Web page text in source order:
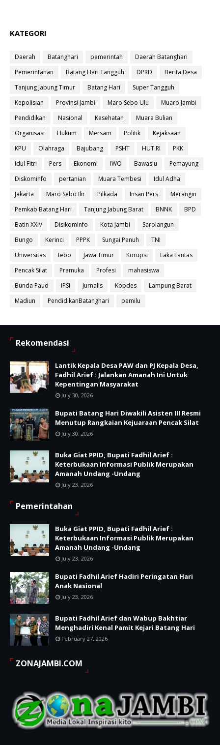
KATEGORI
Daerah Batanghari pemerintah
Daerah Batanghari
Pemerintahan
Batang Hari Tangguh DPRD
Berita Desa
Tanjung Jabung Timur
Batang Hari
Super Tangguh
Kepolisian
Provinsi Jambi Maro Sebo Ulu
Muaro Jambi
Pendidikan
Nasional Kesehatan
Muara Bulian
Organisasi
Hukum Mersam Politik
Kejaksaan
KPU
Olahraga Bajubang PSHT HUT RI
PKK
Idul Fitri
Pers Ekonomi IWO Bawaslu
Pemayung
Diskominfo
pertanian Muara Tembesi
Idul Adha
Jakarta
Maro Sebo Ilir Pilkada Insan Pers
Merangin
Pemkab Batang Hari
Tanjung Jabung Barat BNNK
BPD
Batin XXIV
Disikominfo Kota Jambi
Sarolangun
Bungo
Kerinci PPPK Sungai Penuh
TNI
Universitas
tebo Jawa Timur Korupsi
Laka Lantas
Pencak Silat
Pramuka Profesi
mahasiswa
Bunda Paud
IPSI Jurnalis Kopdes
Lampung Barat
Madiun
PendidikanBatanghari pemilu
Rekomendasi
Lantik Kepala Desa PAW dan PJ Kepala Desa,
Fadhil Arief : Jalankan Amanah Ini Untuk
Kepentingan Masyarakat
July 30, 2026
Bupati Batang Hari Diwakili Asisten III Resmi
Menutup Rangkaian Kejuaraan Pencak Silat
July 30, 2026
Buka Giat PPID, Bupati Fadhil Arief :
Keterbukaan Informasi Publik Merupakan
Amanah Undang -Undang
July 23, 2026
Pemerintahan
Buka Giat PPID, Bupati Fadhil Arief :
Keterbukaan Informasi Publik Merupakan
Amanah Undang -Undang
July 23, 2026
Bupati Fadhil Arief Hadiri Peringatan Hari
Anak Nasional
July 23, 2026
Bupati Fadhil Arief dan Wabup Bakhtiar
Menghadiri Kenal Pamit Kejari Batang Hari
February 27, 2026
ZONAJAMBI.COM